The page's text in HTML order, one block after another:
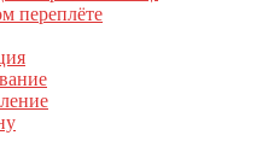
переплёте